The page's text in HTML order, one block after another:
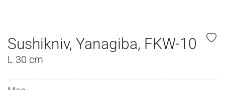
Sushikniv, Yanagiba, FKW-10
L 30 cm